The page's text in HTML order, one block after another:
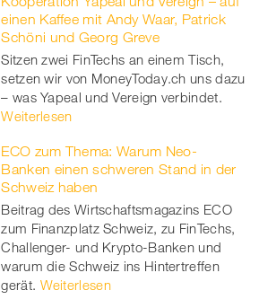
einen Kaffee mit Andy Waar, Patrick
Schöni und Georg Greve
Sitzen zwei FinTechs an einem Tisch,
setzen wir von MoneyToday.ch uns dazu
– was Yapeal und Vereign verbindet.
Weiterlesen
ECO zum Thema: Warum Neo-
Banken einen schweren Stand in der
Schweiz haben
Beitrag des Wirtschaftsmagazins ECO
zum Finanzplatz Schweiz, zu FinTechs,
Challenger- und Krypto-Banken und
warum die Schweiz ins Hintertreffen
gerät. Weiterlesen